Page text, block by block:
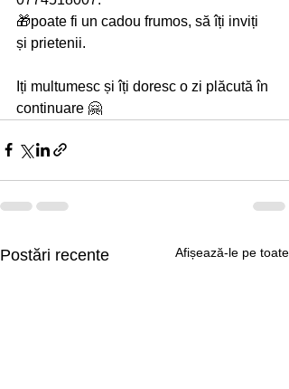
🎁poate fi un cadou frumos, să îți inviți
și prietenii.
Iți multumesc și îți doresc o zi plăcută în
continuare 🤗
Postări recente Afișează-le pe toate